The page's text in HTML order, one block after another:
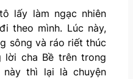
lấy làm ngạc nhiên
theo mình. Lúc này,
sông và ráo riết thúc
lời cha Bề trên trong
này thì lại là chuyện